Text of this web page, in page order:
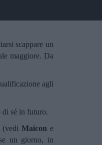
scappare un
maggiore. Da
agli
di sé in futuro.
(vediMaicon e
un giorno, in